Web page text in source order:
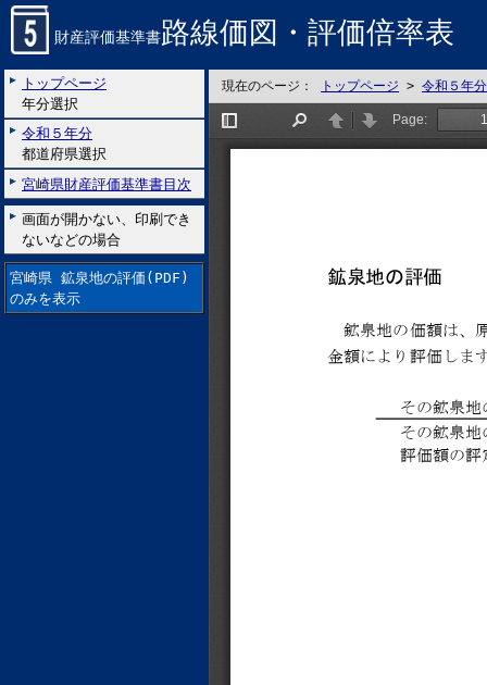
財産評価基準書路線価図・評価倍率表
トップページ
年分選択
令和５年分
都道府県選択
宮崎県財産評価基準書目次
画面が開かない、印刷でき
ないなどの場合
宮崎県 鉱泉地の評価(PDF)
のみを表示
現在のページ： トップページ > 令和５年分